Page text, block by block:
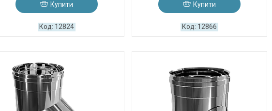
Купити
12824
Купити
12866